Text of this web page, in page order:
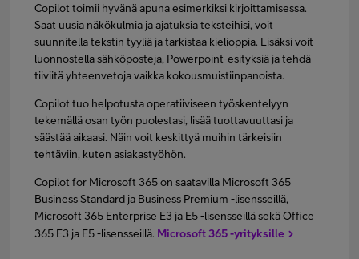
Copilot toimii hyvänä apuna esimerkiksi kirjoittamisessa.
Saat uusia näkökulmia ja ajatuksia teksteihisi, voit
suunnitella tekstin tyyliä ja tarkistaa kielioppia. Lisäksi voit
luonnostella sähköposteja, Powerpoint-esityksiä ja tehdä
tiiviitä yhteenvetoja vaikka kokousmuistiinpanoista.
Copilot tuo helpotusta operatiiviseen työskentelyyn
tekemällä osan työn puolestasi, lisää tuottavuuttasi ja
säästää aikaasi. Näin voit keskittyä muihin tärkeisiin
tehtäviin, kuten asiakastyöhön.
Copilot for Microsoft 365 on saatavilla Microsoft 365
Business Standard ja Business Premium -lisensseillä,
Microsoft 365 Enterprise E3 ja E5 -lisensseillä sekä Office
365 E3 ja E5 -lisensseillä. Microsoft 365 -yrityksille